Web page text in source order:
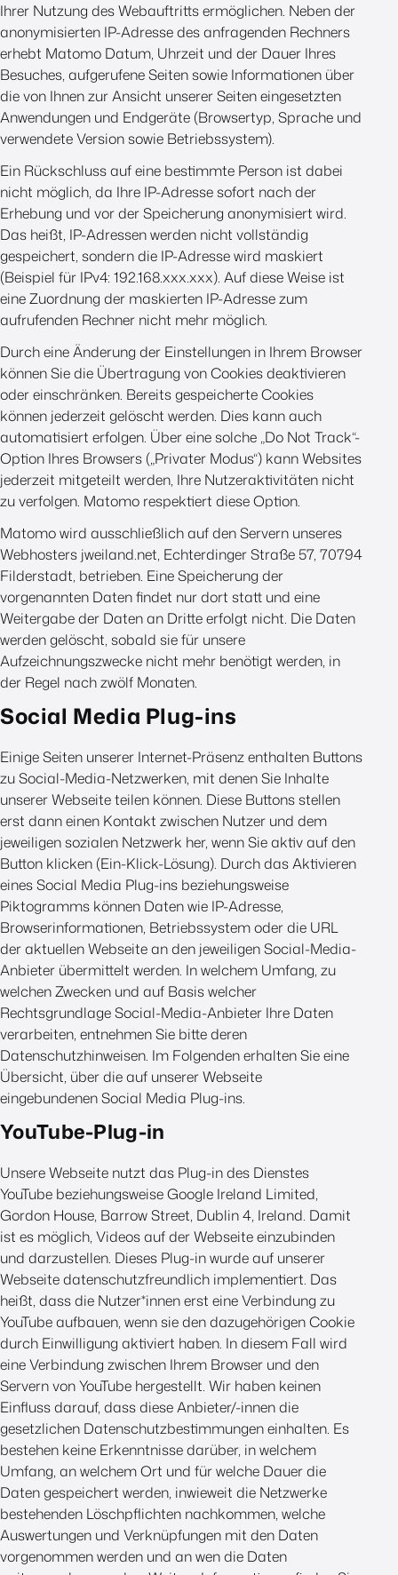
Ihrer Nutzung des Webauftritts ermöglichen. Neben der
anonymisierten IP-Adresse des anfragenden Rechners
erhebt Matomo Datum, Uhrzeit und der Dauer Ihres
Besuches, aufgerufene Seiten sowie Informationen über
die von Ihnen zur Ansicht unserer Seiten eingesetzten
Anwendungen und Endgeräte (Browsertyp, Sprache und
verwendete Version sowie Betriebssystem).
Ein Rückschluss auf eine bestimmte Person ist dabei
nicht möglich, da Ihre IP-Adresse sofort nach der
Erhebung und vor der Speicherung anonymisiert wird.
Das heißt, IP-Adressen werden nicht vollständig
gespeichert, sondern die IP-Adresse wird maskiert
(Beispiel für IPv4: 192.168.xxx.xxx). Auf diese Weise ist
eine Zuordnung der maskierten IP-Adresse zum
aufrufenden Rechner nicht mehr möglich.
Durch eine Änderung der Einstellungen in Ihrem Browser
können Sie die Übertragung von Cookies deaktivieren
oder einschränken. Bereits gespeicherte Cookies
können jederzeit gelöscht werden. Dies kann auch
automatisiert erfolgen. Über eine solche „Do Not Track“-
Option Ihres Browsers („Privater Modus“) kann Websites
jederzeit mitgeteilt werden, Ihre Nutzeraktivitäten nicht
zu verfolgen. Matomo respektiert diese Option.
Matomo wird ausschließlich auf den Servern unseres
Webhosters jweiland.net, Echterdinger Straße 57, 70794
Filderstadt, betrieben. Eine Speicherung der
vorgenannten Daten findet nur dort statt und eine
Weitergabe der Daten an Dritte erfolgt nicht. Die Daten
werden gelöscht, sobald sie für unsere
Aufzeichnungszwecke nicht mehr benötigt werden, in
der Regel nach zwölf Monaten.
Social Media Plug-ins
Einige Seiten unserer Internet-Präsenz enthalten Buttons
zu Social-Media-Netzwerken, mit denen Sie Inhalte
unserer Webseite teilen können. Diese Buttons stellen
erst dann einen Kontakt zwischen Nutzer und dem
jeweiligen sozialen Netzwerk her, wenn Sie aktiv auf den
Button klicken (Ein-Klick-Lösung). Durch das Aktivieren
eines Social Media Plug-ins beziehungsweise
Piktogramms können Daten wie IP-Adresse,
Browserinformationen, Betriebssystem oder die URL
der aktuellen Webseite an den jeweiligen Social-Media-
Anbieter übermittelt werden. In welchem Umfang, zu
welchen Zwecken und auf Basis welcher
Rechtsgrundlage Social-Media-Anbieter Ihre Daten
verarbeiten, entnehmen Sie bitte deren
Datenschutzhinweisen. Im Folgenden erhalten Sie eine
Übersicht, über die auf unserer Webseite
eingebundenen Social Media Plug-ins.
YouTube-Plug-in
Unsere Webseite nutzt das Plug-in des Dienstes
YouTube beziehungsweise Google Ireland Limited,
Gordon House, Barrow Street, Dublin 4, Ireland. Damit
ist es möglich, Videos auf der Webseite einzubinden
und darzustellen. Dieses Plug-in wurde auf unserer
Webseite datenschutzfreundlich implementiert. Das
heißt, dass die Nutzer*innen erst eine Verbindung zu
YouTube aufbauen, wenn sie den dazugehörigen Cookie
durch Einwilligung aktiviert haben. In diesem Fall wird
eine Verbindung zwischen Ihrem Browser und den
Servern von YouTube hergestellt. Wir haben keinen
Einfluss darauf, dass diese Anbieter/-innen die
gesetzlichen Datenschutzbestimmungen einhalten. Es
bestehen keine Erkenntnisse darüber, in welchem
Umfang, an welchem Ort und für welche Dauer die
Daten gespeichert werden, inwieweit die Netzwerke
bestehenden Löschpflichten nachkommen, welche
Auswertungen und Verknüpfungen mit den Daten
vorgenommen werden und an wen die Daten